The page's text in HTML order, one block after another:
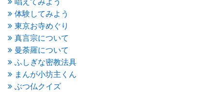
2015年8月(4)
2015年7月(4)
2015年6月(3)
2015年5月(1)
2015年4月(1)
(3)
2015年2月(3)
2015年1月(1)
2014年12月 (2)
体験してみよう
東京お寺めぐり
真言宗について
曼荼羅について
ふしぎな密教法具
まんが小坊主くん
ぶつ仏クイズ